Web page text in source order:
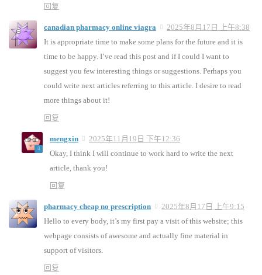
回复
canadian pharmacy online viagra
2025年8月17日 上午8:38
It is appropriate time to make some plans for the future and it is
time to be happy. I’ve read this post and if I could I want to
suggest you few interesting things or suggestions. Perhaps you
could write next articles referring to this article. I desire to read
more things about it!
回复
mengxin
2025年11月19日 下午12:36
Okay, I think I will continue to work hard to write the next
article, thank you!
回复
pharmacy cheap no prescription
2025年8月17日 上午9:15
Hello to every body, it’s my first pay a visit of this website; this
webpage consists of awesome and actually fine material in
support of visitors.
回复